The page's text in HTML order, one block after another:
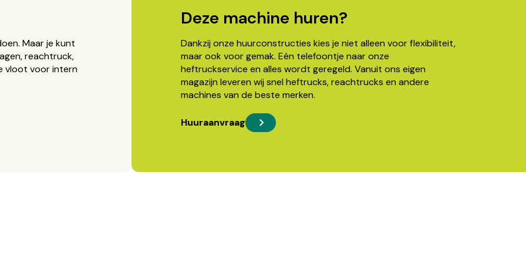
Maar je kunt
reachtruck,
vloot voor intern
Deze machine huren?
Dankzij onze huurconstructies kies je niet alleen voor flexibiliteit,
maar ook voor gemak. Eén telefoontje naar onze
heftruckservice en alles wordt geregeld. Vanuit ons eigen
magazijn leveren wij snel heftrucks, reachtrucks en andere
machines van de beste merken.
Huuraanvraag